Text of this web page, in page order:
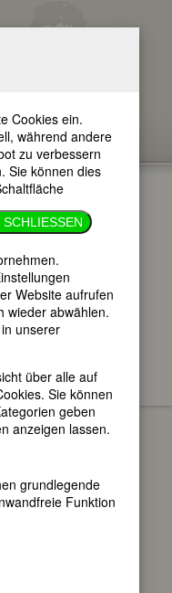
Text
in Titeln
Cookies ein.
während andere
zu verbessern
Sie können dies
Website aufrufen
wieder abwählen.
unserer
über alle auf
Sie können
geben
anzeigen lassen.
grundlegende
Funktion